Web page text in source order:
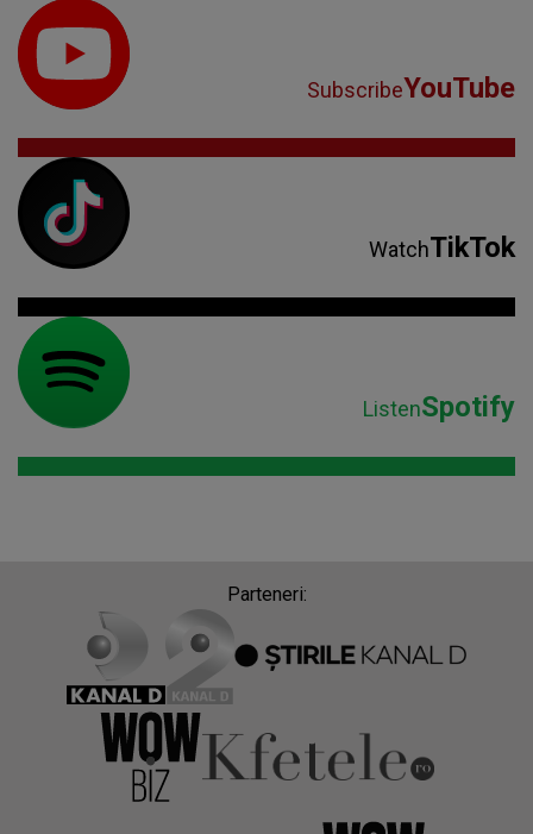
SubscribeYouTube
WatchTikTok
ListenSpotify
Parteneri: